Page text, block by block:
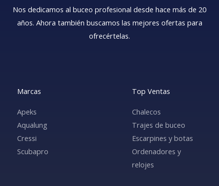
Nos dedicamos al buceo profesional desde hace más de 20
años. Ahora también buscamos las mejores ofertas para
ofrecértelas.
Marcas
Apeks
Aqualung
Cressi
Scubapro
Top Ventas
Chalecos
Trajes de buceo
Escarpines y botas
Ordenadores y
relojes